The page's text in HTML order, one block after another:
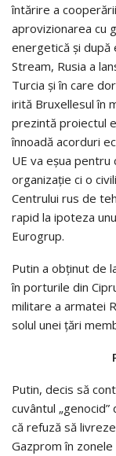
întărire a
aprovizionarea cu
energetică şi după
Stream, Rusia a
Turcia şi în care
irită Bruxellesul în
prezintă proiectul
înnoadă acorduri
UE va eşua
organizaţie ci o
Centrului rus de
rapid la ipoteza
Eurogrup.
Putin a obţinut de
în porturile din
militare a armatei
solul unei ţări
Putin, decis să
cuvântul
că refuză să
Gazprom în